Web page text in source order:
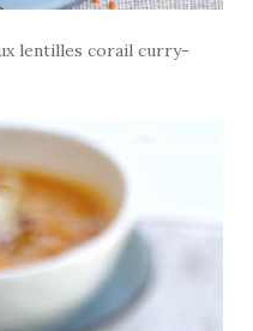
lentilles corail curry-